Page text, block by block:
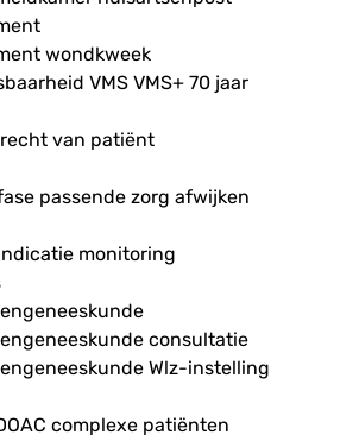
wondkweek
VMS VMS+ 70 jaar
van patiënt
passende zorg afwijken
monitoring
consultatie
Wlz-instelling
complexe patiënten